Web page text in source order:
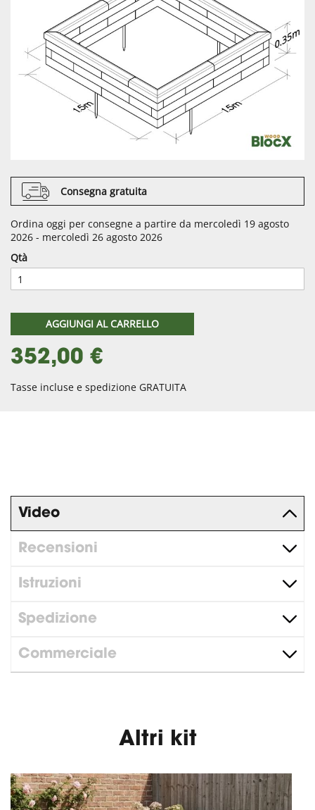
Consegna gratuita
Ordina oggi per consegne a partire da mercoledì 19 agosto
2026 - mercoledì 26 agosto 2026
Qtà
AGGIUNGI AL CARRELLO
352,00 €
Tasse incluse e spedizione GRATUITA
Video
Recensioni
Istruzioni
Spedizione
Commerciale
Altri kit